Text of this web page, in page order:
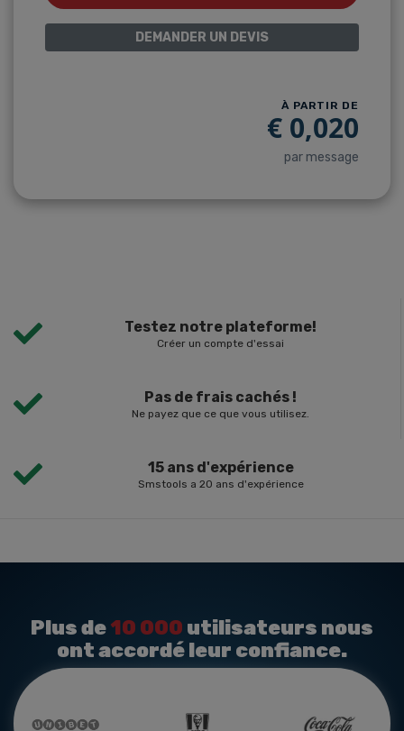
DEMANDER UN DEVIS
À PARTIR DE
€ 0,020
par message
Testez notre plateforme!
Créer un compte d'essai
Pas de frais cachés !
Ne payez que ce que vous utilisez.
15 ans d'expérience
Smstools a 20 ans d'expérience
Plus de10 000 utilisateurs nous
ont accordé leur confiance.